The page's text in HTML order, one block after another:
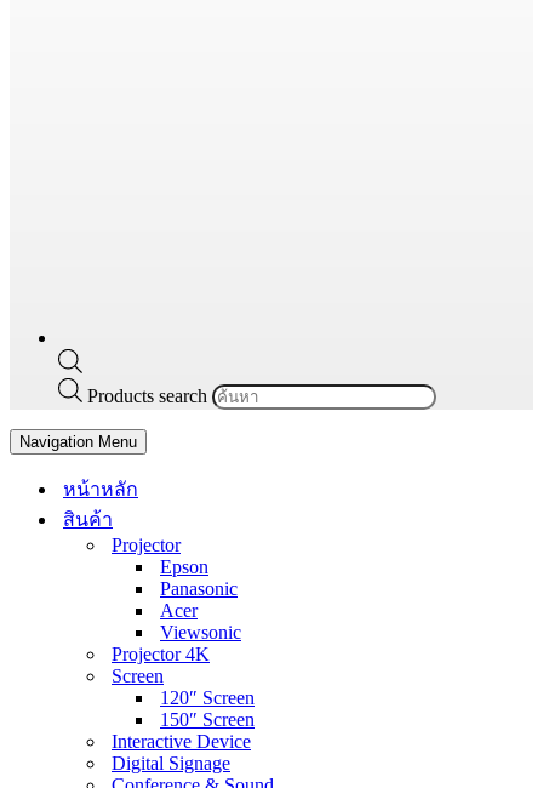
Products search
Navigation Menu
หน้าหลัก
สินค้า
Projector
Epson
Panasonic
Acer
Viewsonic
Projector 4K
Screen
120″ Screen
150″ Screen
Interactive Device
Digital Signage